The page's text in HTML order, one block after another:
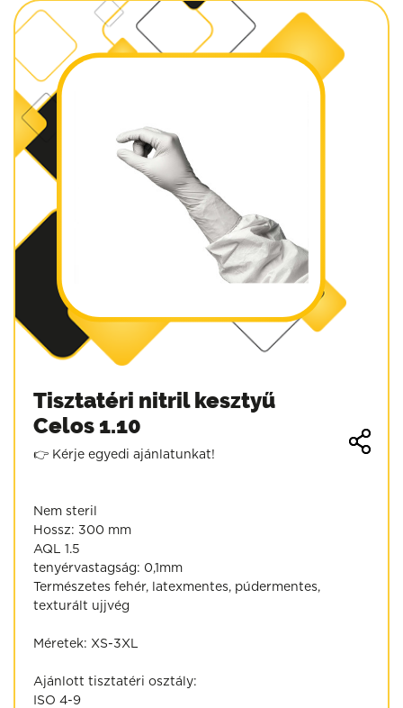
Tisztatéri nitril kesztyű
Celos 1.10
👉 Kérje egyedi ajánlatunkat!
Nem steril
Hossz: 300 mm
AQL 1.5
tenyérvastagság: 0,1mm
Természetes fehér, latexmentes, púdermentes,
texturált ujjvég
Méretek: XS-3XL
Ajánlott tisztatéri osztály:
ISO 4-9